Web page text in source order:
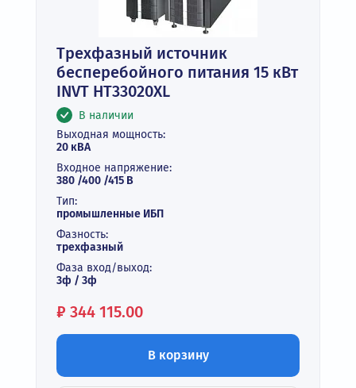
Трехфазный источник
бесперебойного питания 15 кВт
INVT HT33020XL
В наличии
Выходная мощность:
20 кВА
Входное напряжение:
380 /400 /415 В
Тип:
промышленные ИБП
Фазность:
трехфазный
Фаза вход/выход:
3ф / 3ф
Цена:
₽ 344 115.00
В корзину